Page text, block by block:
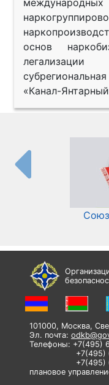
основ
легализации
«Канал-
101000, Москва,
Эл. почта:
Телефоны: +7(495)
+7(495)
+7(495) 623-
плановое